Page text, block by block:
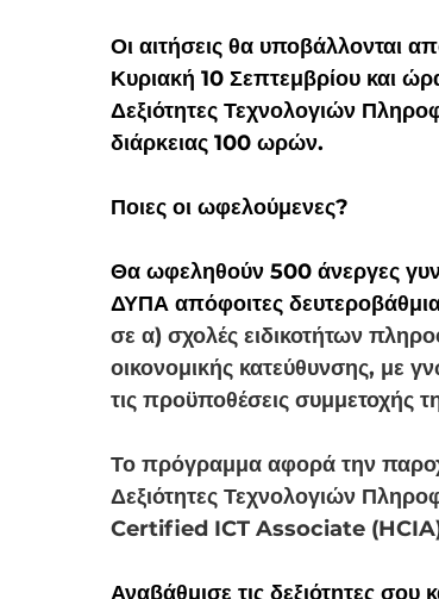
Οι αιτήσεις θα υποβάλλονται
Κυριακή 10 Σεπτεμβρίου και
Δεξιότητες Τεχνολογιών
διάρκειας 100 ωρών.
Ποιες οι ωφελούμενες?
Θα ωφεληθούν 500 άνεργες
ΔΥΠΑ απόφοιτες
σε α) σχολές ειδικοτήτων
οικονομικής κατεύθυνσης, με
τις προϋποθέσεις συμμετοχής
Το πρόγραμμα αφορά την
Δεξιότητες Τεχνολογιών
Certified ICT Associate
Αναβάθμισε τις δεξιότητες